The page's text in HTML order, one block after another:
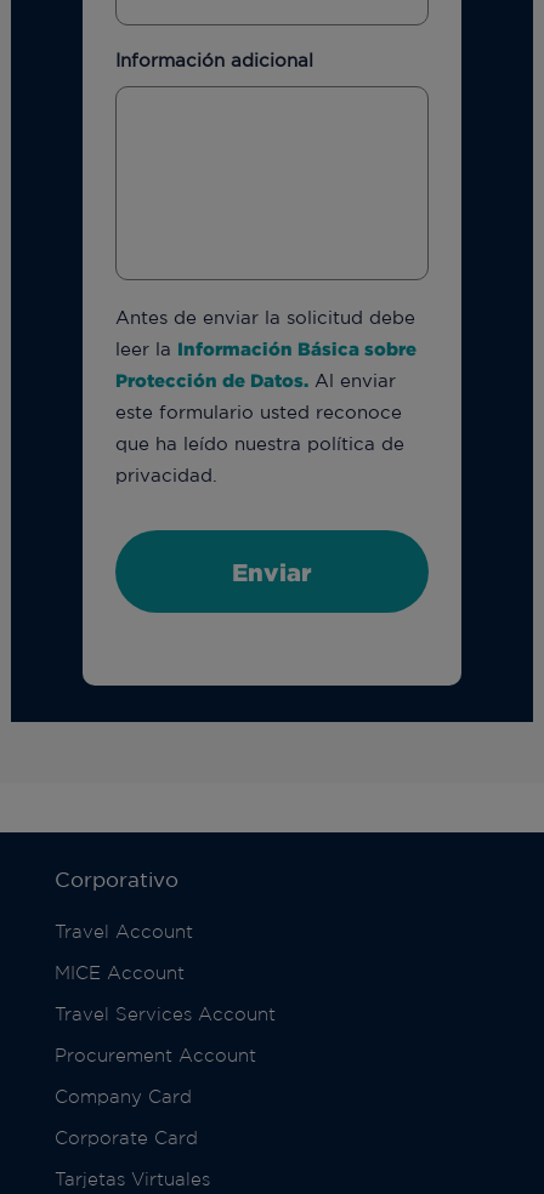
Información adicional
Antes de enviar la solicitud debe
leer la Información Básica sobre
Protección de Datos.Al enviar
este formulario usted reconoce
que ha leído nuestra política de
privacidad.
Corporativo
Travel Account
MICE Account
Travel Services Account
Procurement Account
Company Card
Corporate Card
Tarjetas Virtuales